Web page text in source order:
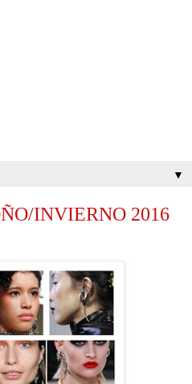
▼
INVIERNO 2016